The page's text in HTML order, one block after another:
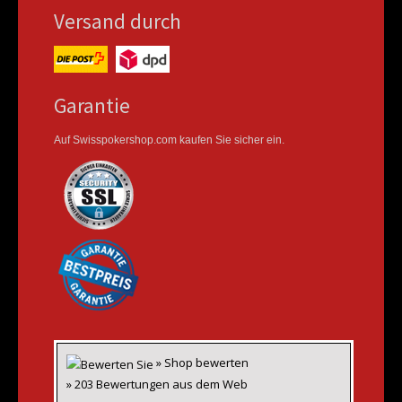
Versand durch
Garantie
Auf Swisspokershop.com kaufen Sie sicher ein.
» Shop bewerten
» 203 Bewertungen aus dem Web